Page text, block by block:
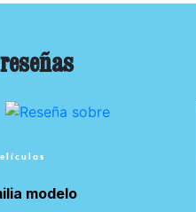
modelo